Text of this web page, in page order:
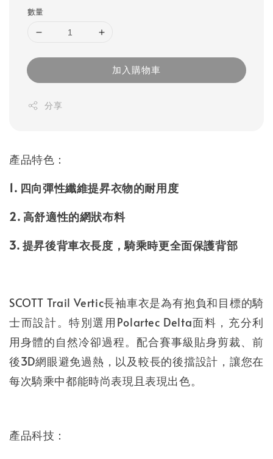
數量
加入購物車
分享
產品特色：
1. 四向彈性纖維提昇衣物的耐用度
2. 高舒適性的網狀布料
3. 提昇後背車衣長度，騎乘時更全面保護背部
SCOTT Trail Vertic長袖車衣是為有抱負和目標的騎
士而設計。特別選用Polartec Delta面料，充分利
用身體的自然冷卻過程。配合賽事級貼身剪裁、前
後3D網眼避免過熱，以及較長的後擋設計，讓您在
每次騎乘中都能時尚表現且表現出色。
產品科技：